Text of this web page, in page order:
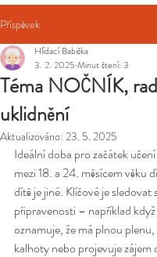
Příspěvek
Téma NOČNÍK,
uklidnění
Hlídací Babička
3. 2. 2025 Minut čtení: 3
Aktualizováno: 23. 5. 2025
Ideální doba pro začátek
mezi 18. a 24. měsícem věku
dítě je jiné. Klíčové je sledovat
připravenosti – například
oznamuje, že má plnou
kalhoty nebo projevuje zájem